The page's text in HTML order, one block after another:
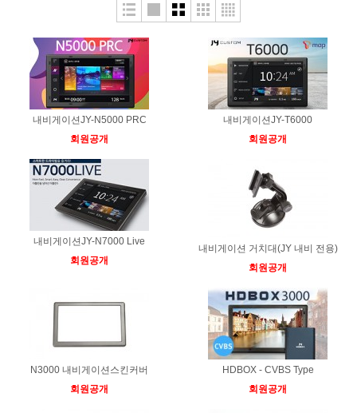
내비게이션JY-N5000 PRC
회원공개
내비게이션JY-T6000
회원공개
내비게이션JY-N7000 Live
회원공개
내비게이션 거치대(JY 내비 전용)
회원공개
N3000 내비게이션스킨커버
회원공개
HDBOX - CVBS Type
회원공개